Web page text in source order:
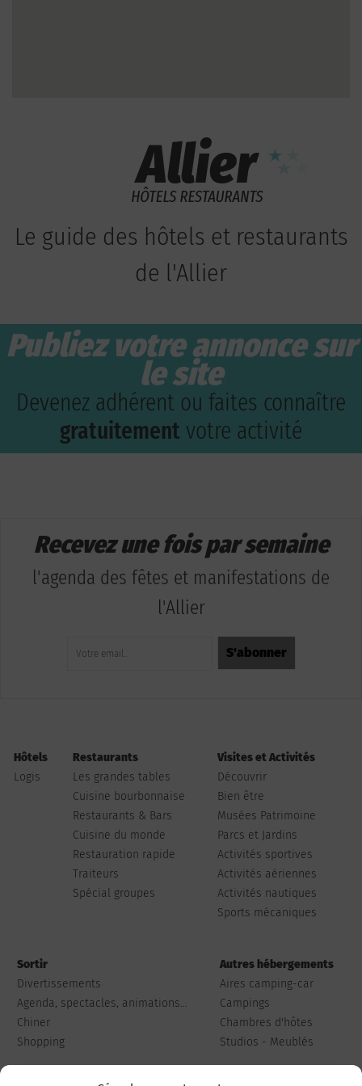
Le guide des hôtels et restaurants
de l'Allier
Publiez votre annonce sur
le site
Devenez adhérent ou faites connaître
gratuitement votre activité
Recevez une fois par semaine
l'agenda des fêtes et manifestations de
l'Allier
Hôtels
Logis
Restaurants
Les grandes tables
Cuisine bourbonnaise
Restaurants & Bars
Cuisine du monde
Restauration rapide
Traiteurs
Spécial groupes
Visites et Activités
Découvrir
Bien être
Musées Patrimoine
Parcs et Jardins
Activités sportives
Activités aériennes
Activités nautiques
Sports mécaniques
Sortir
Divertissements
Agenda, spectacles, animations...
Chiner
Shopping
Autres hébergements
Aires camping-car
Campings
Chambres d'hôtes
Studios - Meublés